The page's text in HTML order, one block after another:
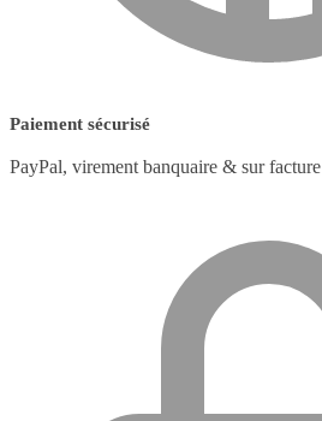
Paiement sécurisé
PayPal, virement banquaire & sur facture